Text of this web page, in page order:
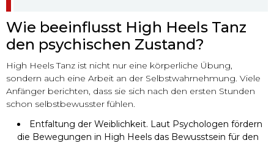
Wie beeinflusst High Heels Tanz
den psychischen Zustand?
High Heels Tanz ist nicht nur eine körperliche Übung,
sondern auch eine Arbeit an der Selbstwahrnehmung. Viele
Anfänger berichten, dass sie sich nach den ersten Stunden
schon selbstbewusster fühlen.
Entfaltung der Weiblichkeit. Laut Psychologen fördern
die Bewegungen in High Heels das Bewusstsein für den